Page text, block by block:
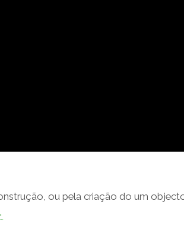
ou pela criação do um